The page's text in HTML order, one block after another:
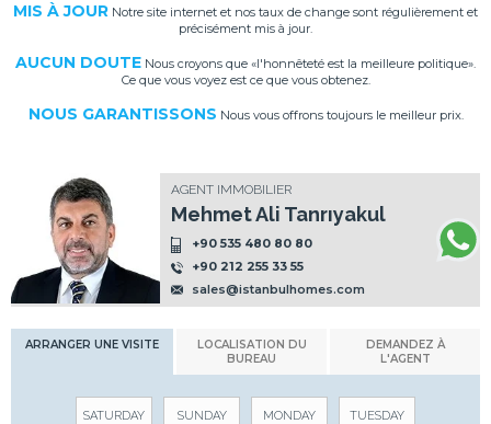
MIS À JOUR Notre site internet et nos taux de change sont régulièrement et
précisément mis à jour.
AUCUN DOUTE Nous croyons que «l'honnêteté est la meilleure politique».
Ce que vous voyez est ce que vous obtenez.
NOUS GARANTISSONS Nous vous offrons toujours le meilleur prix.
AGENT IMMOBILIER
Mehmet Ali Tanrıyakul
+90 535 480 80 80
+90 212 255 33 55
sales@istanbulhomes.com
ARRANGER UNE VISITE
LOCALISATION DU
BUREAU
DEMANDEZ À
L'AGENT
SATURDAY SUNDAY MONDAY TUESDAY